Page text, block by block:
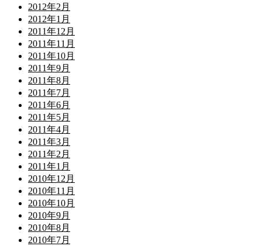
2012年2月
2012年1月
2011年12月
2011年11月
2011年10月
2011年9月
2011年8月
2011年7月
2011年6月
2011年5月
2011年4月
2011年3月
2011年2月
2011年1月
2010年12月
2010年11月
2010年10月
2010年9月
2010年8月
2010年7月